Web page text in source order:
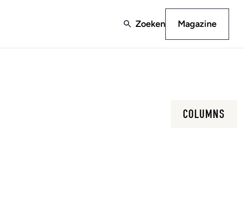
Zoeken Magazine
COLUMNS